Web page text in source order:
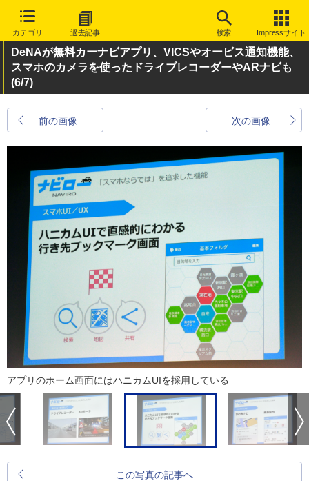
カテゴリ 過去記事 検索 Impressサイト
DeNAが無料カーナビアプリ、VICSやオービス通知機能、
スマホのカメラを使ったドライブレコーダーやARナビも
(6/7)
前の画像 次の画像
アプリのホーム画面にはハニカムUIを採用している
この写真の記事へ